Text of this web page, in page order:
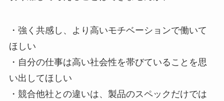
・強く共感し、より高いモチベーションで働いて
ほしい
・自分の仕事は高い社会性を帯びていることを思
い出してほしい
・競合他社との違いは、製品のスペックだけでは